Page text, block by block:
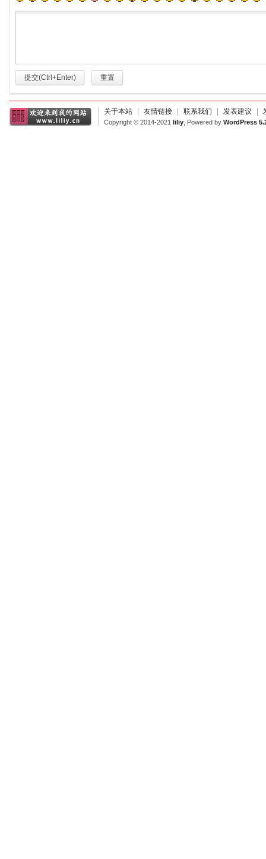
提交(Ctrl+Enter) 重置
关于本站 友情链接 联系我们 发表建议
Copyright © 2014-2021 liliy , Powered by WordPress